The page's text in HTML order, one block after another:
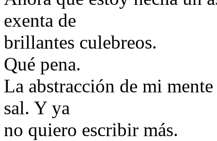
exenta de
brillantes culebreos.
Qué pena.
La abstracción de mi
sal. Y ya
no quiero escribir más.